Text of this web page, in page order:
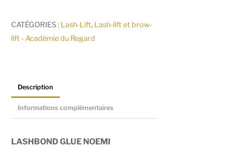
réhaussement
de
CATÉGORIES : Lash-Lift, Lash-lift et brow-
lift - Académie du Regard
Description
Informations complémentaires
LASHBOND GLUE NOEMI